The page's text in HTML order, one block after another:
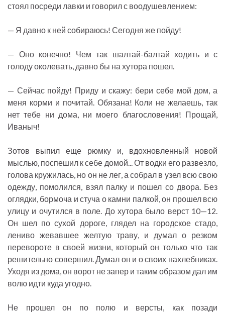
стоял посреди лавки и говорил с воодушевлением:
— Я давно к ней собираюсь! Сегодня же пойду!
— Оно конечно! Чем так шалтай-балтай ходить и с
голоду околевать, давно бы на хутора пошел.
— Сейчас пойду! Приду и скажу: бери себе мой дом, а
меня корми и почитай. Обязана! Коли не желаешь, так
нет тебе ни дома, ни моего благословения! Прощай,
Иваныч!
Зотов выпил еще рюмку и, вдохновленный новой
мыслью, поспешил к себе домой... От водки его развезло,
голова кружилась, но он не лег, а собрал в узел всю свою
одежду, помолился, взял палку и пошел со двора. Без
оглядки, бормоча и стуча о камни палкой, он прошел всю
улицу и очутился в поле. До хутора было верст 10—12.
Он шел по сухой дороге, глядел на городское стадо,
лениво жевавшее желтую траву, и думал о резком
перевороте в своей жизни, который он только что так
решительно совершил. Думал он и о своих нахлебниках.
Уходя из дома, он ворот не запер и таким образом дал им
волю идти куда угодно.
Не прошел он по полю и версты, как позади